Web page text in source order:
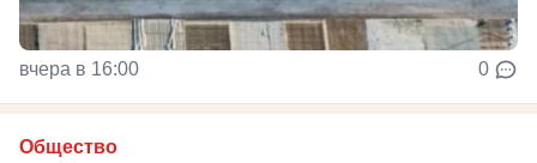
вчера в 16:00 0
Общество